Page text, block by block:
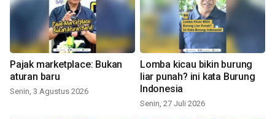
Pajak marketplace: Bukan
aturan baru
Senin, 3 Agustus 2026
Lomba kicau bikin burung
liar punah? ini kata Burung
Indonesia
Senin, 27 Juli 2026